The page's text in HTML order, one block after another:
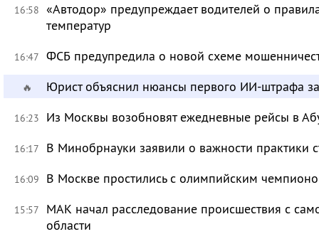
16:58 «Автодор» предупреждает водителей о
температур
16:47 ФСБ предупредила о новой схеме
🔥 Юрист объяснил нюансы первого ИИ-штрафа
16:23 Из Москвы возобновят ежедневные рейсы в
16:17 В Минобрнауки заявили о важности практики
16:09 В Москве простились с олимпийским
15:57
МАК начал расследование происшествия с
области